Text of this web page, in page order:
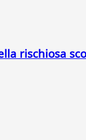
rischiosa